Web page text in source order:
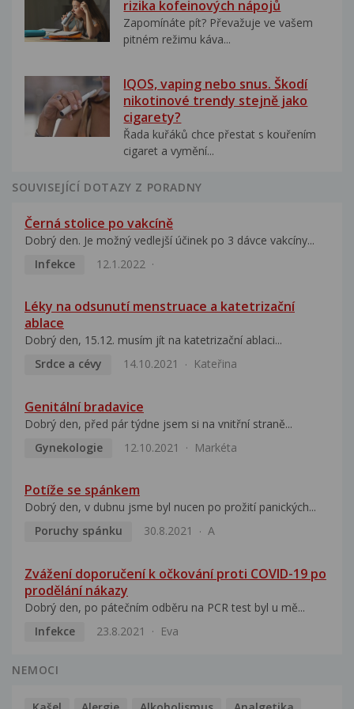
rizika kofeinových nápojů
Zapomínáte pít? Převažuje ve vašem
pitném režimu káva...
IQOS, vaping nebo snus. Škodí
nikotinové trendy stejně jako
cigarety?
Řada kuřáků chce přestat s kouřením
cigaret a vymění...
SOUVISEJÍCÍ DOTAZY Z PORADNY
Černá stolice po vakcíně
Dobrý den. Je možný vedlejší účinek po 3 dávce vakcíny...
Infekce
12.1.2022
Léky na odsunutí menstruace a katetrizační
ablace
Dobrý den, 15.12. musím jít na katetrizační ablaci...
Srdce a cévy
14.10.2021 Kateřina
Genitální bradavice
Dobrý den, před pár týdne jsem si na vnitřní straně...
Gynekologie
12.10.2021 Markéta
Potíže se spánkem
Dobrý den, v dubnu jsme byl nucen po prožití panických...
Poruchy spánku
30.8.2021 A
Zvážení doporučení k očkování proti COVID-19 po
prodělání nákazy
Dobrý den, po pátečním odběru na PCR test byl u mě...
Infekce
23.8.2021 Eva
NEMOCI